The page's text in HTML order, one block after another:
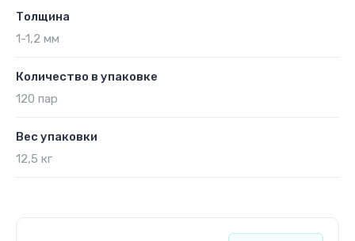
Толщина
1-1,2 мм
Количество в упаковке
120 пар
Вес упаковки
12,5 кг